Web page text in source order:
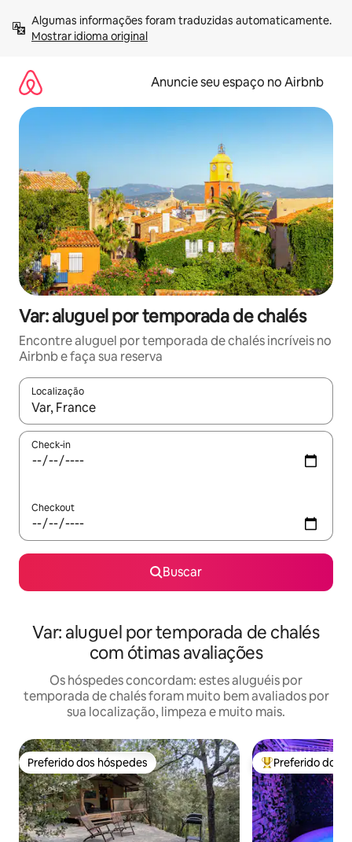
para
Mostrar idioma original
Anuncie seu espaço no Airbnb
Var: aluguel por temporada de chalés
Encontre aluguel por temporada de chalés incríveis no
Airbnb e faça sua reserva
Localização
Quando os resultados estiverem disponíveis, explore-os
Check-in
Checkout
Buscar
Var: aluguel por temporada de chalés
com ótimas avaliações
Os hóspedes concordam: estes aluguéis por
temporada de chalés foram muito bem avaliados por
sua localização, limpeza e muito mais.
Preferido dos hóspedes
Preferido dos hóspedes Entre os
Preferido dos